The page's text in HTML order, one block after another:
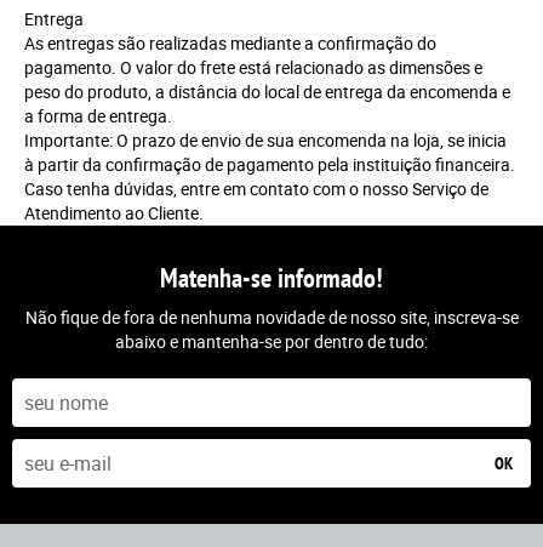
Entrega
As entregas são realizadas mediante a confirmação do
pagamento. O valor do frete está relacionado as dimensões e
peso do produto, a distância do local de entrega da encomenda e
a forma de entrega.
Importante: O prazo de envio de sua encomenda na loja, se inicia
à partir da confirmação de pagamento pela instituição financeira.
Caso tenha dúvidas, entre em contato com o nosso Serviço de
Atendimento ao Cliente.
Matenha-se informado!
Não fique de fora de nenhuma novidade de nosso site, inscreva-se
abaixo e mantenha-se por dentro de tudo:
OK